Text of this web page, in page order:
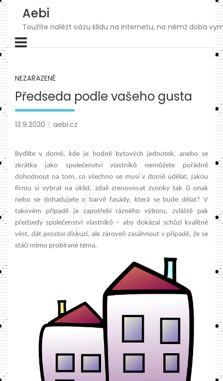
content
Aebi
Toužíte nalézt oázu klidu na internetu, na němž doba
NEZAŘAZENÉ
Předseda podle vašeho gusta
13.9.2020 aebi.cz
Bydlíte v domě, kde je hodně bytových jednotek, anebo se
zkrátka jako společenství vlastníků nemůžete pořádně
dohodnout na tom, co všechno se musí v domě udělat, jakou
firmu si vybrat na úklid, zdali zrenovovat zvonky tak či onak
nebo se dohadujete o barvě fasády, která se bude dělat? V
takovém případě je zapotřebí rázného výboru, zvláště pak
předsedy společenství vlastníků – aby dokázal schůzi kvalitně
vést, dát prostor diskuzi, ale zároveň zasáhnout v případě, že se
stáčí mimo probírané téma.